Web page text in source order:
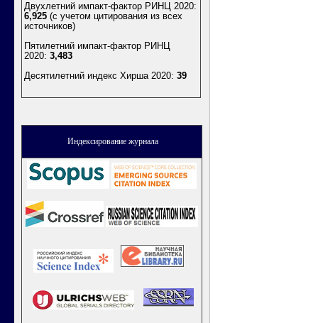
Двухлетний импакт-фактор РИНЦ 2020:
6,925 (с учетом цитирования из всех
источников)
Пятилетний импакт-фактор РИНЦ
2020: 3,483
Десятилетний индекс Хирша 2020: 39
Индексирование журнала